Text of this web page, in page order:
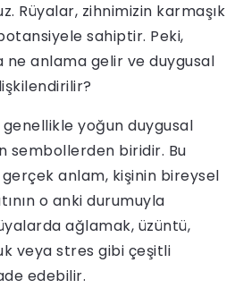
Rüyalar, zihnimizin karmaşık
potansiyele sahiptir. Peki,
ne anlama gelir ve duygusal
yoğun duygusal
sembollerden biridir. Bu
anlam, kişinin bireysel
o anki durumuyla
ağlamak, üzüntü,
veya stres gibi çeşitli
edebilir.